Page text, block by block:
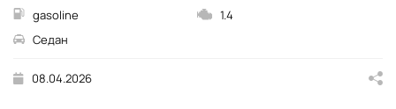
gasoline
1.4
Седан
08.04.2026